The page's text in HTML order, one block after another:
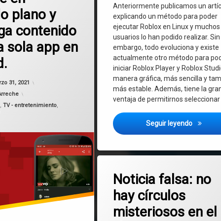
Anteriormente publicamos un
explicando un método para poder
ejecutar Roblox en Linux y muchos
usuarios lo han podido realizar. Sin
embargo, todo evoluciona y existe
actualmente otro método para
iniciar Roblox Player y Roblox
manera gráfica, más sencilla y
más estable. Además, tiene la
ventaja de permitirnos seleccionar
Seguir leyendo Como
plano y
contenido
sola app en
31, 2021
,TV - entretenimiento,
Noticia falsa: no
hay círculos
misteriosos en el
Extraterrestres
fake news